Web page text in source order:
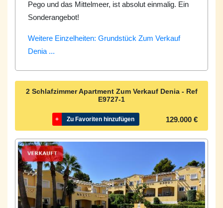
Pego und das Mittelmeer, ist absolut einmalig. Ein
Sonderangebot!
Weitere Einzelheiten: Grundstück Zum Verkauf
Denia ...
2 Schlafzimmer Apartment Zum Verkauf Denia - Ref
E9727-1
+ Zu Favoriten hinzufügen 129.000 €